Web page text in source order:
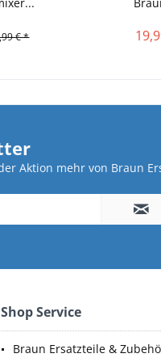
€ *
Aktion mehr von Braun
Shop Service
Braun Ersatzteile &